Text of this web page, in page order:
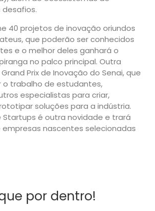
40 projetos de inovação oriundos
que poderão ser conhecidos
e o melhor deles ganhará o
no palco principal. Outra
Prix de Inovação do Senai, que
o trabalho de estudantes,
especialistas para criar,
soluções para a indústria.
Startups é outra novidade e trará
nascentes selecionadas
por dentro!